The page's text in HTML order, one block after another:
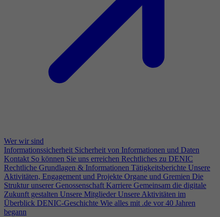
Wer wir sind
Informationssicherheit Sicherheit von Informationen und Daten
Kontakt So können Sie uns erreichen Rechtliches zu DENIC
Rechtliche Grundlagen & Informationen Tätigkeitsberichte Unsere
Aktivitäten, Engagement und Projekte Organe und Gremien Die
Struktur unserer Genossenschaft Karriere Gemeinsam die digitale
Zukunft gestalten Unsere Mitglieder Unsere Aktivitäten im
Überblick DENIC-Geschichte Wie alles mit .de vor 40 Jahren
begann